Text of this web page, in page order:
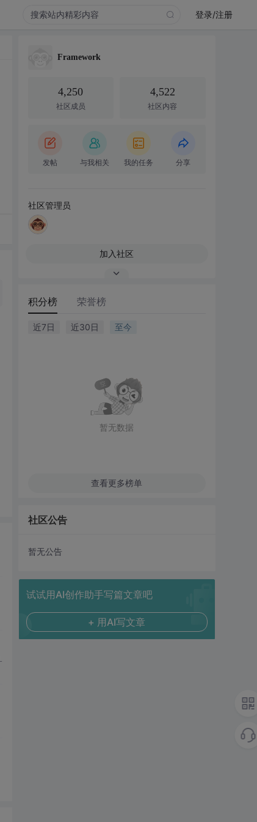
登录/注册
Framework
4,250
社区成员
4,522
社区内容
发帖 与我相关 我的任务 分享
社区管理员
加入社区
积分榜 荣誉榜
近7日 近30日 至今
暂无数据
查看更多榜单
社区公告
暂无公告
试试用AI创作助手写篇文章吧
+ 用AI写文章